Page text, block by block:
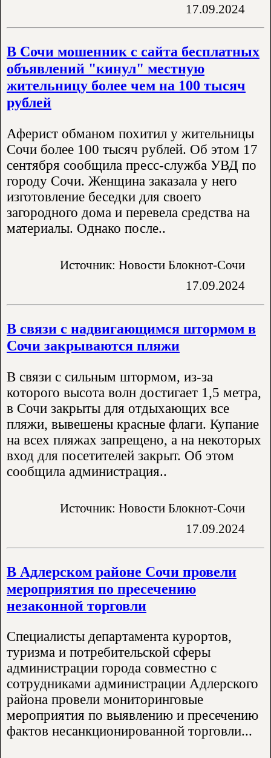
17.09.2024
В Сочи мошенник с сайта бесплатных
объявлений "кинул" местную
жительницу более чем на 100 тысяч
рублей
Аферист обманом похитил у жительницы
Сочи более 100 тысяч рублей. Об этом 17
сентября сообщила пресс-служба УВД по
городу Сочи. Женщина заказала у него
изготовление беседки для своего
загородного дома и перевела средства на
материалы. Однако после..
Источник: Новости Блокнот-Сочи
17.09.2024
В связи с надвигающимся штормом в
Сочи закрываются пляжи
В связи с сильным штормом, из-за
которого высота волн достигает 1,5 метра,
в Сочи закрыты для отдыхающих все
пляжи, вывешены красные флаги. Купание
на всех пляжах запрещено, а на некоторых
вход для посетителей закрыт. Об этом
сообщила администрация..
Источник: Новости Блокнот-Сочи
17.09.2024
В Адлерском районе Сочи провели
мероприятия по пресечению
незаконной торговли
Специалисты департамента курортов,
туризма и потребительской сферы
администрации города совместно с
сотрудниками администрации Адлерского
района провели мониторинговые
мероприятия по выявлению и пресечению
фактов несанкционированной торговли...